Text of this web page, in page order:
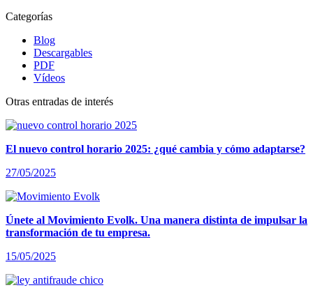
Categorías
Blog
Descargables
PDF
Vídeos
Otras entradas de interés
El nuevo control horario 2025: ¿qué cambia y cómo adaptarse?
27/05/2025
Únete al Movimiento Evolk. Una manera distinta de impulsar la
transformación de tu empresa.
15/05/2025